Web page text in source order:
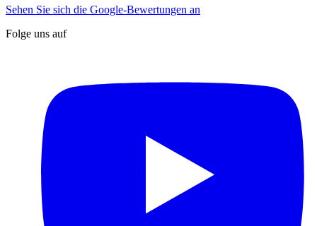
Sehen Sie sich die Google-Bewertungen an
Folge uns auf